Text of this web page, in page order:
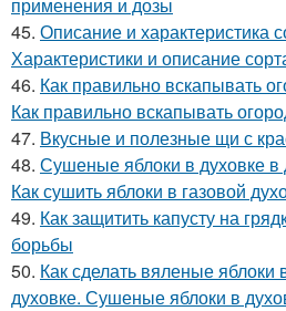
45. Описание и характеристика
Характеристики и описание
46. Как правильно вскапывать
Как правильно вскапывать
47. Вкусные и полезные щи с
48. Сушеные яблоки в духовке
Как сушить яблоки в газовой
49. Как защитить капусту на
борьбы
50. Как сделать вяленые
духовке. Сушеные яблоки в